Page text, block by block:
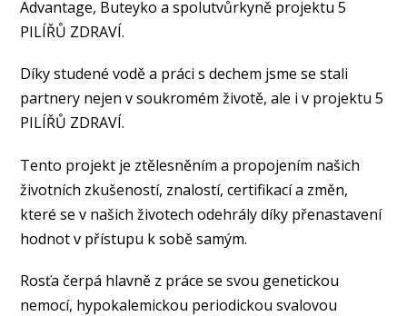
Advantage, Buteyko a spolutvůrkyně projektu 5
PILÍŘŮ ZDRAVÍ.
Díky studené vodě a práci s dechem jsme se stali
partnery nejen v soukromém životě, ale i v projektu 5
PILÍŘŮ ZDRAVÍ.
Tento projekt je ztělesněním a propojením našich
životních zkušeností, znalostí, certifikací a změn,
které se v našich životech odehrály díky přenastavení
hodnot v přístupu k sobě samým.
Rosťa čerpá hlavně z práce se svou genetickou
nemocí, hypokalemickou periodickou svalovou